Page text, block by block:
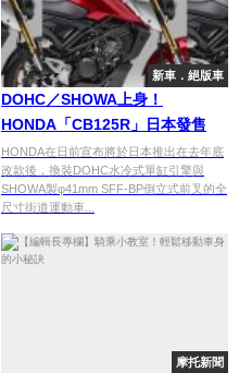
新車．絕版車
DOHC／SHOWA上身！
HONDA「CB125R」日本發售
HONDA在日前宣布將於日本推出在去年底
改款後，換裝DOHC水冷式單缸引擎與
SHOWA製φ41mm SFF-BP倒立式前叉的全
尺寸街道運動車...
摩托新聞